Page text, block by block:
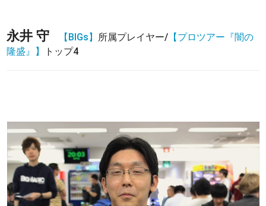
永井 守 【BIGs】 所属プレイヤー/ 【プロツアー『闇の
隆盛』】
トップ4